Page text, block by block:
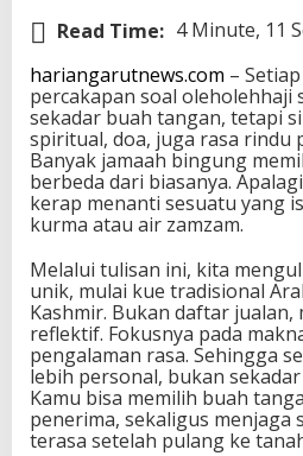
Read Time: 4 Minute, 11
hariangarutnews.com –
percakapan soal oleholehhaji
sekadar buah tangan, tetapi
spiritual, doa, juga rasa rindu
Banyak jamaah bingung
berbeda dari biasanya.
kerap menanti sesuatu yang
kurma atau air zamzam.
Melalui tulisan ini, kita
unik, mulai kue tradisional
Kashmir. Bukan daftar jualan,
reflektif. Fokusnya pada
pengalaman rasa. Sehingga
lebih personal, bukan
Kamu bisa memilih buah
penerima, sekaligus menjaga
terasa setelah pulang ke